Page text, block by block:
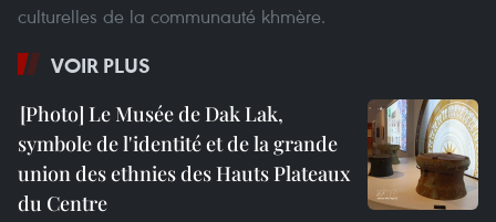
culturelles de la communauté khmère.
VOIR PLUS
Le Musée de Dak Lak,
symbole de l'identité et de la grande
union des ethnies des Hauts Plateaux
du Centre